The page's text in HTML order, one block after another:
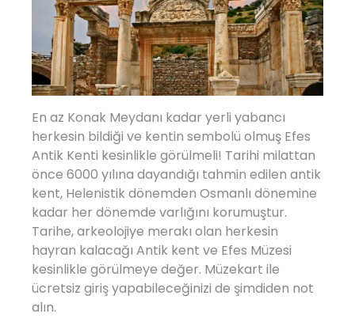
En az Konak Meydanı kadar yerli yabancı
herkesin bildiği ve kentin sembolü olmuş Efes
Antik Kenti kesinlikle görülmeli! Tarihi milattan
önce 6000 yılına dayandığı tahmin edilen antik
kent, Helenistik dönemden Osmanlı dönemine
kadar her dönemde varlığını korumuştur.
Tarihe, arkeolojiye merakı olan herkesin
hayran kalacağı Antik kent ve Efes Müzesi
kesinlikle görülmeye değer. Müzekart ile
ücretsiz giriş yapabileceğinizi de şimdiden not
alın.